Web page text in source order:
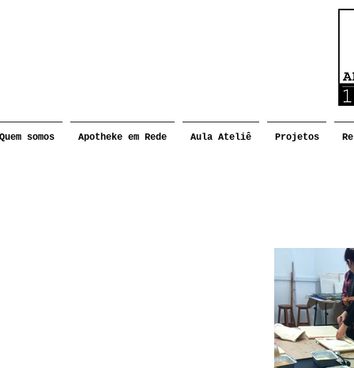
Quem somos Apotheke em Rede Aula Ateliê Projetos